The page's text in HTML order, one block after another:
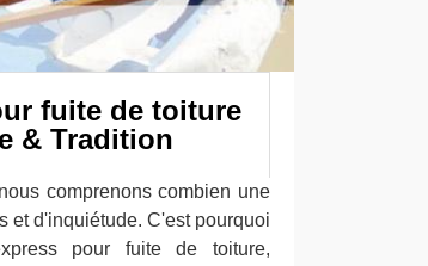
fuite de toiture
& Tradition
comprenons combien une
et d'inquiétude. C'est pourquoi
pour fuite de toiture,